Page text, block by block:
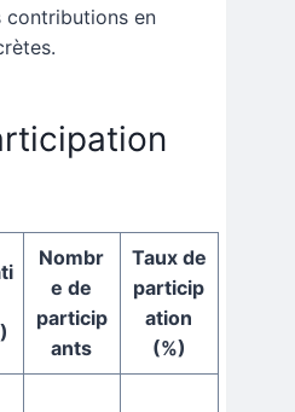
en
Nombr
e de
particip
ants
Taux de
particip
ation
(%)